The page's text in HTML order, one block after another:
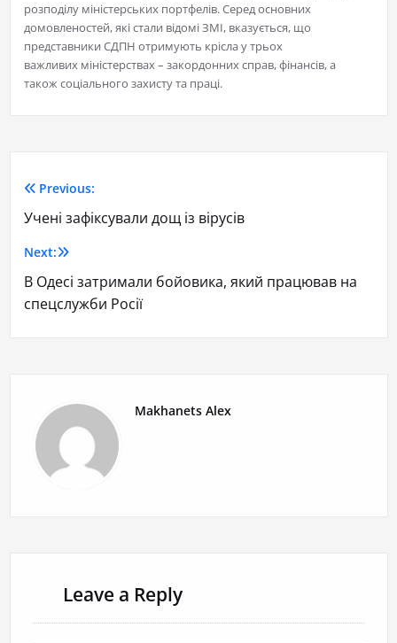
розподілу міністерських портфелів. Серед основних
домовленостей, які стали відомі ЗМІ, вказується, що
представники СДПН отримують крісла у трьох
важливих міністерствах – закордонних справ, фінансів, а
також соціального захисту та праці.
Previous:
Учені зафіксували дощ із вірусів
Next:
В Одесі затримали бойовика, який працював на
спецслужби Росії
Makhanets Alex
Leave a Reply